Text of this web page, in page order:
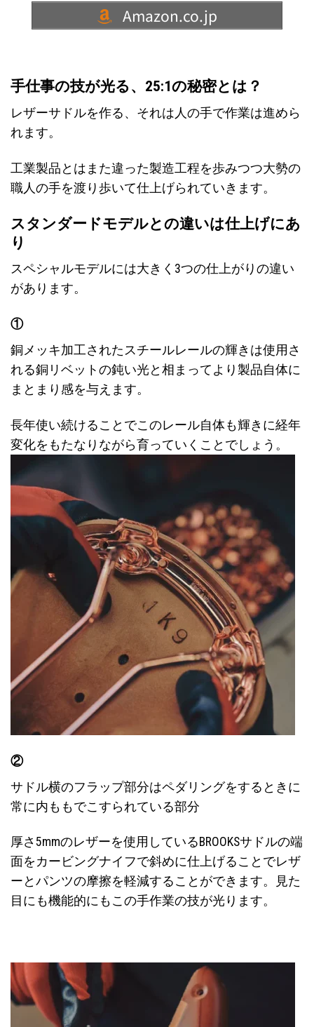
Amazon.co.jp
手仕事の技が光る、25:1の秘密とは？
レザーサドルを作る、それは人の手で作業は進めら
れます。
工業製品とはまた違った製造工程を歩みつつ大勢の
職人の手を渡り歩いて仕上げられていきます。
スタンダードモデルとの違いは仕上げにあ
り
スペシャルモデルには大きく3つの仕上がりの違い
があります。
①
銅メッキ加工されたスチールレールの輝きは使用さ
れる銅リベットの鈍い光と相まってより製品自体に
まとまり感を与えます。
長年使い続けることでこのレール自体も輝きに経年
変化をもたなりながら育っていくことでしょう。
②
サドル横のフラップ部分はペダリングをするときに
常に内ももでこすられている部分
厚さ5mmのレザーを使用しているBROOKSサドルの端
面をカービングナイフで斜めに仕上げることでレザ
ーとパンツの摩擦を軽減することができます。
見た
目にも機能的にもこの手作業の技が光ります。